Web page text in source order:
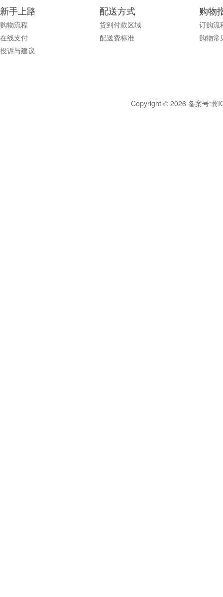
新手上路
购物流程
在线支付
投诉与建议
配送方式
货到付款区域
配送费标准
购物
订购流
购物常
Copyright © 2026 备案号:冀